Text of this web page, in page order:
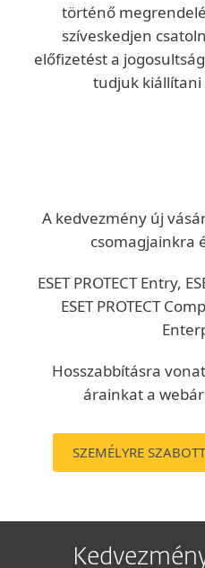
történő
szíveskedjen
előfizetést a
tudjuk kiállítani
A kedvezmény új
csomagjainkra
ESET PROTECT Entry,
ESET PROTECT
Hosszabbításra
árainkat a
SZEMÉLYRE